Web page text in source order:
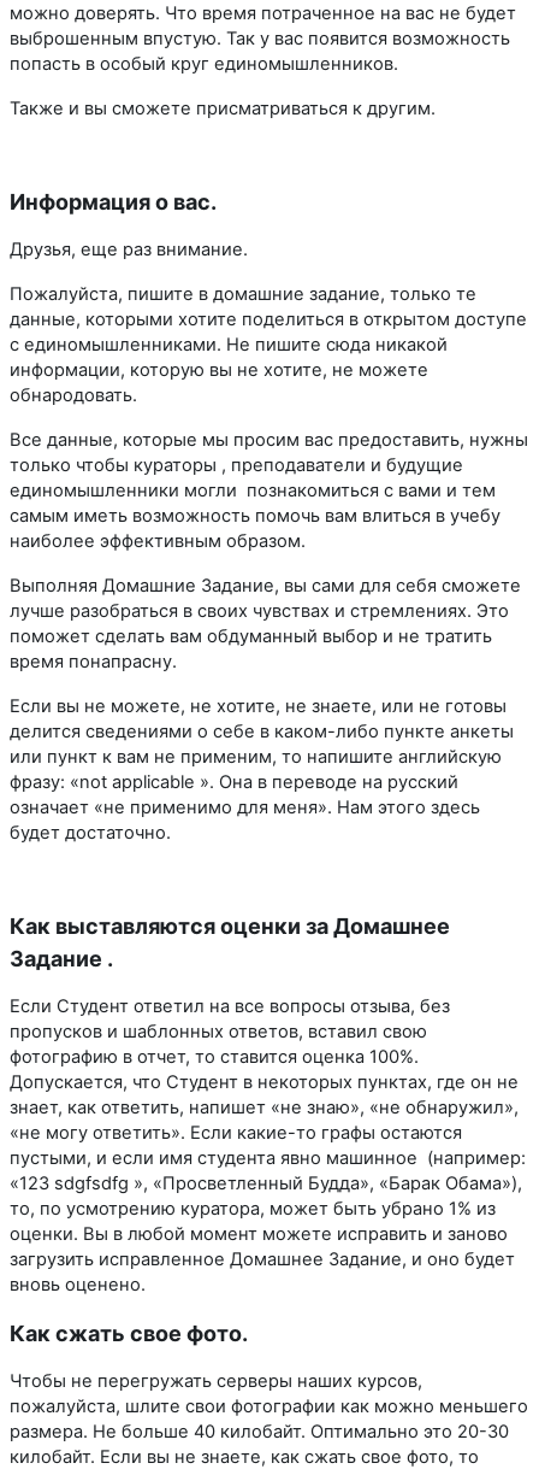
можно доверять. Что время потраченное на вас не будет
выброшенным впустую. Так у вас появится возможность
попасть в особый круг единомышленников.
Также и вы сможете присматриваться к другим.
Информация о вас.
Друзья, еще раз внимание.
Пожалуйста, пишите в домашние задание, только те
данные, которыми хотите поделиться в открытом доступе
с единомышленниками. Не пишите сюда никакой
информации, которую вы не хотите, не можете
обнародовать.
Все данные, которые мы просим вас предоставить, нужны
только чтобы кураторы , преподаватели и будущие
единомышленники могли познакомиться с вами и тем
самым иметь возможность помочь вам влиться в учебу
наиболее эффективным образом.
Выполняя Домашние Задание, вы сами для себя сможете
лучше разобраться в своих чувствах и стремлениях. Это
поможет сделать вам обдуманный выбор и не тратить
время понапрасну.
Если вы не можете, не хотите, не знаете, или не готовы
делится сведениями о себе в каком-либо пункте анкеты
или пункт к вам не применим, то напишите английскую
фразу: «not applicable ». Она в переводе на русский
означает «не применимо для меня». Нам этого здесь
будет достаточно.
Как выставляются оценки за Домашнее
Задание .
Если Студент ответил на все вопросы отзыва, без
пропусков и шаблонных ответов, вставил свою
фотографию в отчет, то ставится оценка 100%.
Допускается, что Студент в некоторых пунктах, где он не
знает, как ответить, напишет «не знаю», «не обнаружил»,
«не могу ответить». Если какие-то графы остаются
пустыми, и если имя студента явно машинное (например:
«123 sdgfsdfg », «Просветленный Будда», «Барак Обама»),
то, по усмотрению куратора, может быть убрано 1% из
оценки. Вы в любой момент можете исправить и заново
загрузить исправленное Домашнее Задание, и оно будет
вновь оценено.
Как сжать свое фото.
Чтобы не перегружать серверы наших курсов,
пожалуйста, шлите свои фотографии как можно меньшего
размера. Не больше 40 килобайт. Оптимально это 20-30
килобайт. Если вы не знаете, как сжать свое фото, то